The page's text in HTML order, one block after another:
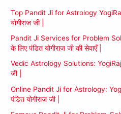
Top Pandit Ji for Astrology YogiRaj
योगीराज जी |
Pandit Ji Services for Problem
के लिए पंडित योगीराज जी की सेवाएँ |
Vedic Astrology Solutions: YogiRaj
जी |
Online Pandit Ji for Astrology:
पंडित योगीराज जी |